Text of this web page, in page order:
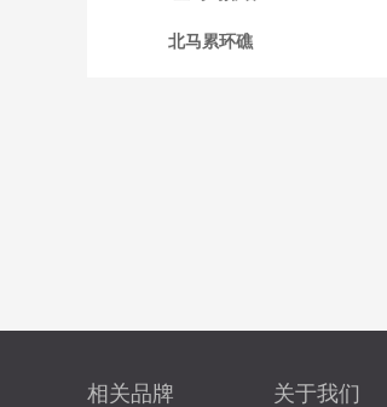
北马累环礁
相关品牌 关于我们